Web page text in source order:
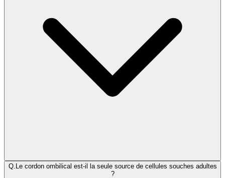
Q.
Le cordon ombilical est-il la seule source de cellules souches adultes
?